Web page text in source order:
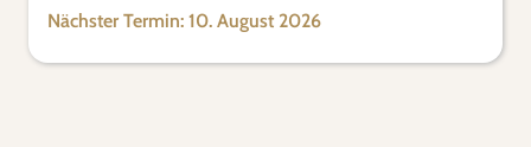
Nächster Termin: 10. August 2026